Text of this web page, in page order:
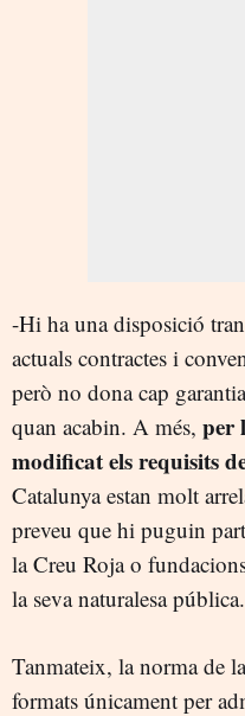
-Hi ha una disposició
actuals contractes i
però no dona cap
quan acabin. A més, per
modificat els requisits
Catalunya estan molt
preveu que hi puguin
la Creu Roja o
la seva naturalesa pública.
Tanmateix, la norma de
formats únicament per